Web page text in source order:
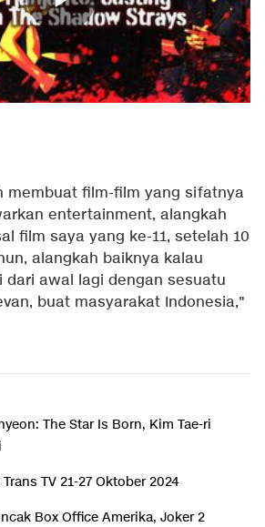
membuat film-film yang sifatnya
entertainment, alangkah
film saya yang ke-11, setelah 10
alangkah baiknya kalau
dari awal lagi dengan sesuatu
buat masyarakat Indonesia,"
The Star Is Born, Kim Tae-ri
TV 21-27 Oktober 2024
Box Office Amerika, Joker 2